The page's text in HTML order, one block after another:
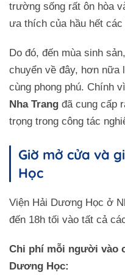
trường sống rất ôn hòa
ưa thích của hầu hết
Do đó, đến mùa sinh
chuyển về đây, hơn nữa
cùng phong phú. Chính
Nha Trang đã cung cấp
trọng trong công tác
Giờ mở cửa và
Học
Viện Hải Dương Học ở
đến 18h tối vào tất cả
Chi phí mỗi người vào
Dương Học: